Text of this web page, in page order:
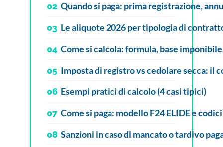
02 Quando si paga: prima registrazione,
03 Le aliquote 2026 per tipologia di
04 Come si calcola: formula, base
05 Imposta di registro vs cedolare secca: il
06 Esempi pratici di calcolo (4 casi tipici)
07 Come si paga: modello F24 ELIDE e
08 Sanzioni in caso di mancato o tardivo